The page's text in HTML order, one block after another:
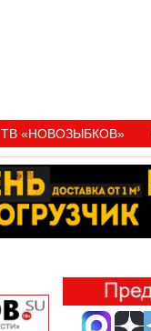
ТВ «НОВОЗЫБКОВ»